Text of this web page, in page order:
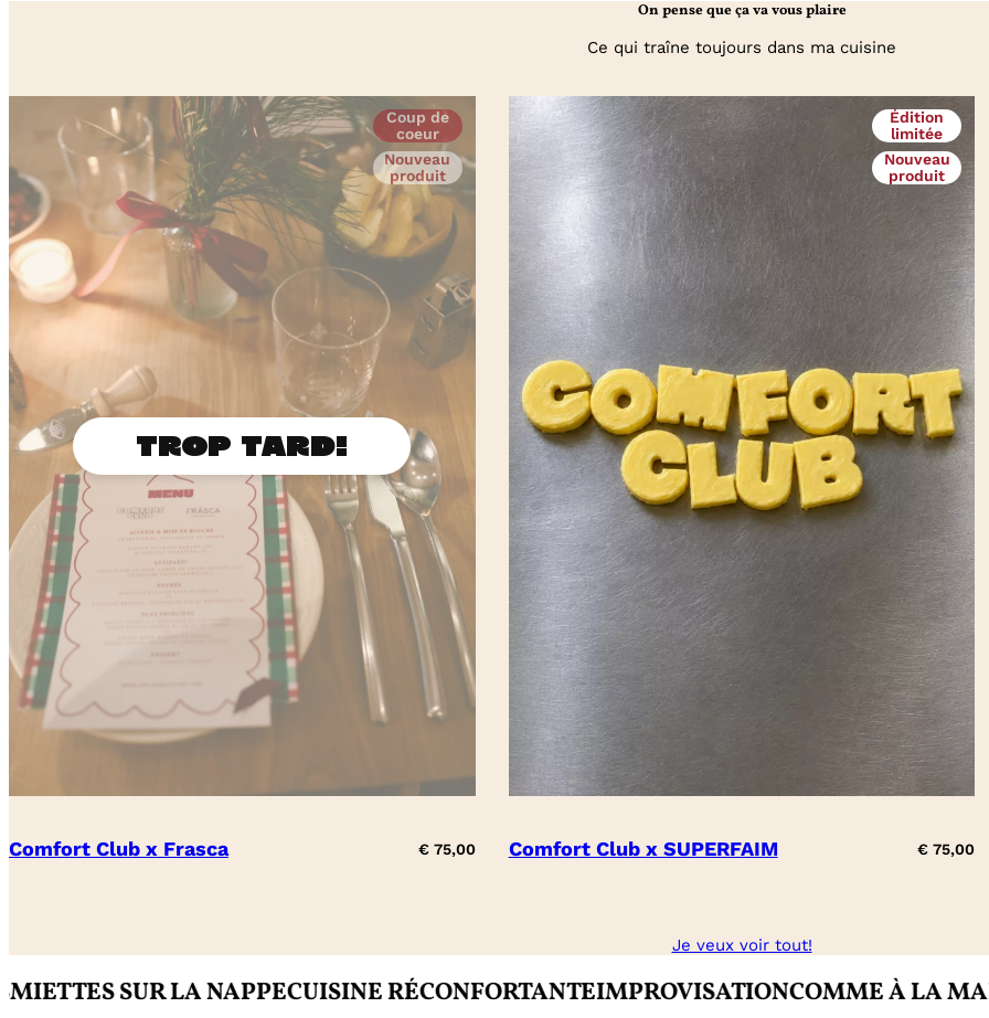
On pense que ça va vous plaire
Ce qui traîne toujours dans ma cuisine
Coup de
coeur
Nouveau
produit
Comfort Club x Frasca €75,00
Édition
limitée
Nouveau
produit
Comfort Club x SUPERFAIM € 75,00
Je veux voir tout!
SUR LA NAPPECUISINE RÉCONFORTANTEIMPROVISATIONCOMME À LA MAISON